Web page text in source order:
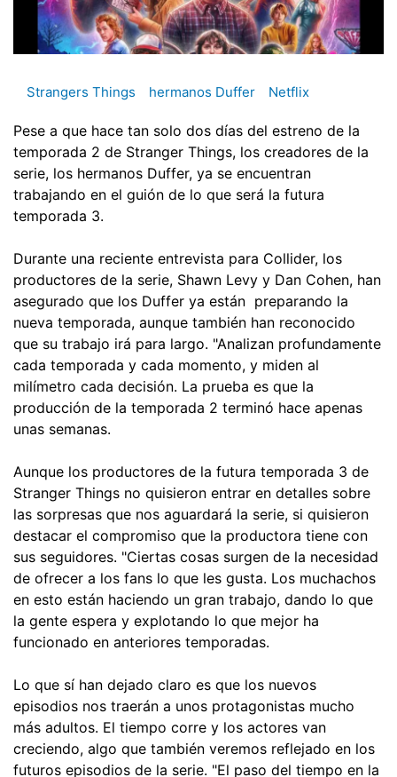
Strangers Things hermanos Duffer Netflix
Pese a que hace tan solo dos días del estreno de la
temporada 2 de Stranger Things, los creadores de la
serie, los hermanos Duffer, ya se encuentran
trabajando en el guión de lo que será la futura
temporada 3.
Durante una reciente entrevista para Collider, los
productores de la serie, Shawn Levy y Dan Cohen, han
asegurado que los Duffer ya están preparando la
nueva temporada, aunque también han reconocido
que su trabajo irá para largo. "Analizan profundamente
cada temporada y cada momento, y miden al
milímetro cada decisión. La prueba es que la
producción de la temporada 2 terminó hace apenas
unas semanas.
Aunque los productores de la futura temporada 3 de
Stranger Things no quisieron entrar en detalles sobre
las sorpresas que nos aguardará la serie, si quisieron
destacar el compromiso que la productora tiene con
sus seguidores. "Ciertas cosas surgen de la necesidad
de ofrecer a los fans lo que les gusta. Los muchachos
en esto están haciendo un gran trabajo, dando lo que
la gente espera y explotando lo que mejor ha
funcionado en anteriores temporadas.
Lo que sí han dejado claro es que los nuevos
episodios nos traerán a unos protagonistas mucho
más adultos. El tiempo corre y los actores van
creciendo, algo que también veremos reflejado en los
futuros episodios de la serie. "El paso del tiempo en la